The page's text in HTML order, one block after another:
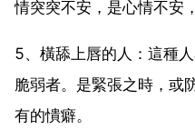
情突突不安，是心情不安
5、橫舔上唇的人：這種
脆弱者。是緊張之時，或
有的憒癖。